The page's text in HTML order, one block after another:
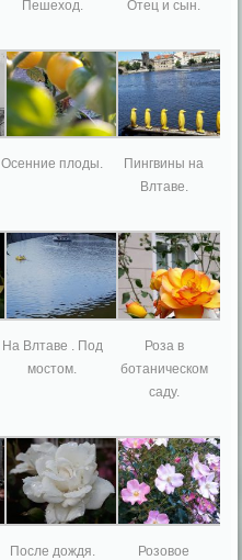
Пешеход. Отец и сын.
Осенние плоды.
Пингвины на
Влтаве.
На Влтаве . Под
мостом.
Роза в
ботаническом
саду.
После дождя.
Розовое